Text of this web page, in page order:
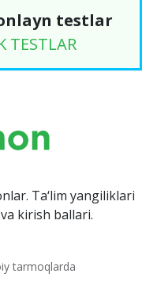
testlar
TESTLAR
Ta‘lim yangiliklari
kirish ballari.
tarmoqlarda